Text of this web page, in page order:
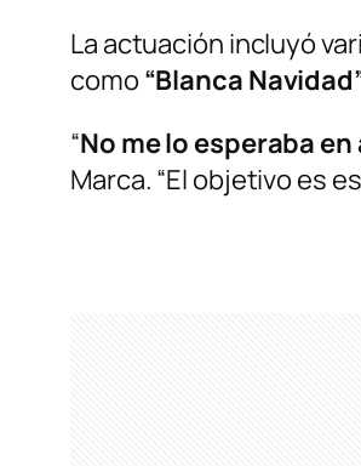
La actuación incluyó
como “Blanca
“No me lo esperaba
Marca. “El objetivo es